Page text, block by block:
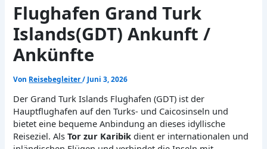
Flughafen Grand Turk
Islands(GDT) Ankunft /
Ankünfte
Von Reisebegleiter/ Juni 3, 2026
Der Grand Turk Islands Flughafen (GDT) ist der
Hauptflughafen auf den Turks- und Caicosinseln und
bietet eine bequeme Anbindung an dieses idyllische
Reiseziel. AlsTor zur Karibik dient er internationalen und